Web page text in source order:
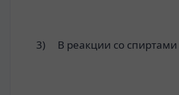
3) В реакции со спиртами